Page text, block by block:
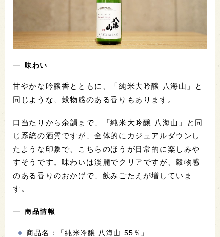
味わい
甘やかな吟醸香とともに、「純米大吟醸 八海山」と
同じような、穀物感のある香りもあります。
口当たりから余韻まで、「純米大吟醸 八海山」と同
じ系統の酒質ですが、全体的にカジュアルダウンし
たような印象で、こちらのほうが日常的に楽しみや
すそうです。味わいは淡麗でクリアですが、穀物感
のある香りのおかげで、飲みごたえが増していま
す。
商品情報
商品名：「純米吟醸 八海山 55％」